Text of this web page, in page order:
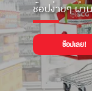
ช้อปง่ายๆ ผ่า
ช้อปเลย!